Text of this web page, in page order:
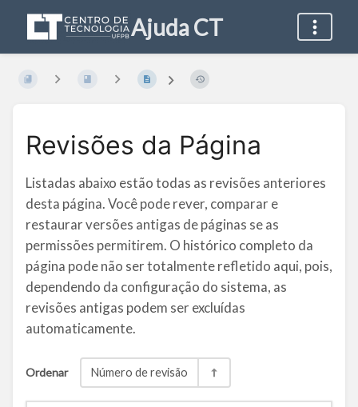
Ajuda CT
Revisões da Página
Listadas abaixo estão todas as revisões anteriores
desta página. Você pode rever, comparar e
restaurar versões antigas de páginas se as
permissões permitirem. O histórico completo da
página pode não ser totalmente refletido aqui, pois,
dependendo da configuração do sistema, as
revisões antigas podem ser excluídas
automaticamente.
Ordenar Número de revisão